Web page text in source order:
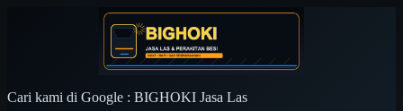
Cari kami di Google : BIGHOKI Jasa Las